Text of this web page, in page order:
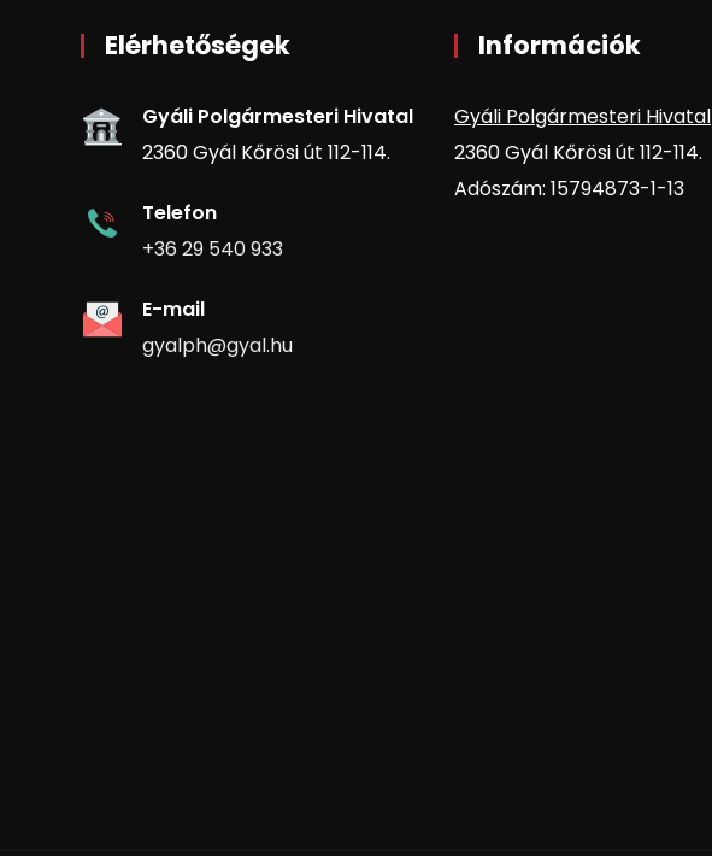
Elérhetőségek
Gyáli Polgármesteri Hivatal
2360 Gyál Kőrösi út 112-114.
Telefon
+36 29 540 933
E-mail
gyalph@gyal.hu
Információk
Gyáli Polgármesteri Hivatal
2360 Gyál Kőrösi út 112-114.
Adószám: 15794873-1-13